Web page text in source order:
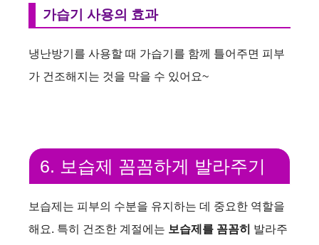
가습기 사용의 효과
냉난방기를 사용할 때 가습기를 함께 틀어주면 피부
가 건조해지는 것을 막을 수 있어요~
6. 보습제 꼼꼼하게 발라주기
보습제는 피부의 수분을 유지하는 데 중요한 역할을
해요. 특히 건조한 계절에는 보습제를 꼼꼼히 발라주